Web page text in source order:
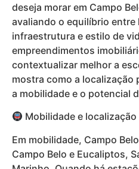
deseja morar em Campo
avaliando o equilíbrio entre
infraestrutura e estilo de
empreendimentos
contextualizar melhor a
mostra como a localização
a mobilidade e o potencial
Mobilidade e localização
Em mobilidade, Campo
Campo Belo e Eucaliptos,